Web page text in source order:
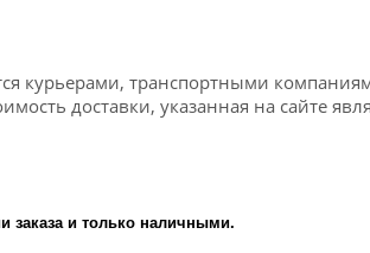
курьерами, транспортными
доставки, указанная на сайте
заказа и только наличными.